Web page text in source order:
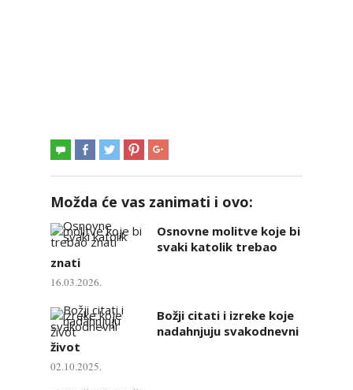
Možda će vas zanimati i ovo:
Osnovne molitve koje bi
svaki katolik trebao
znati
16.03.2026.
Božji citati i izreke koje
nadahnjuju svakodnevni
život
02.10.2025.